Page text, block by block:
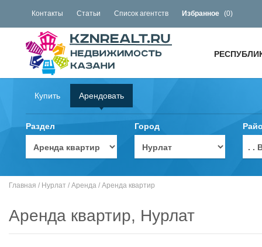
Контакты Статьи Список агентств Избранное (0)
Купить Арендовать
Раздел Город
. .
Главная / Нурлат / Аренда / Аренда квартир
Аренда квартир, Нурлат